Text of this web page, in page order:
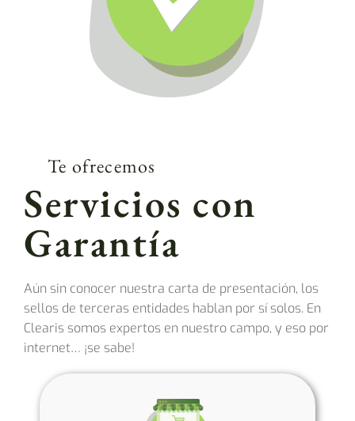
Te ofrecemos
Servicios con
Garantía
Aún sin conocer nuestra carta de presentación, los
sellos de terceras entidades hablan por sí solos. En
Clearis somos expertos en nuestro campo, y eso por
internet… ¡se sabe!